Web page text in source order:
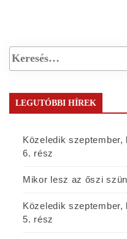
LEGUTÓBBI HÍREK
Közeledik
6. rész
Mikor lesz az őszi
Közeledik
5. rész